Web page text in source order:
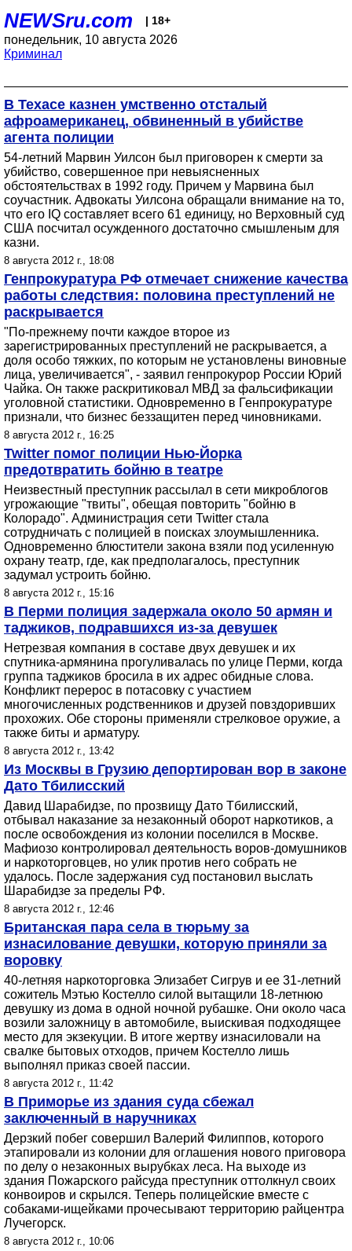
NEWSru.com | 18+
понедельник, 10 августа 2026
Криминал
В Техасе казнен умственно отсталый
афроамериканец, обвиненный в убийстве
агента полиции
54-летний Марвин Уилсон был приговорен к смерти за
убийство, совершенное при невыясненных
обстоятельствах в 1992 году. Причем у Марвина был
соучастник. Адвокаты Уилсона обращали внимание на то,
что его IQ составляет всего 61 единицу, но Верховный суд
США посчитал осужденного достаточно смышленым для
казни.
8 августа 2012 г., 18:08
Генпрокуратура РФ отмечает снижение качества
работы следствия: половина преступлений не
раскрывается
"По-прежнему почти каждое второе из
зарегистрированных преступлений не раскрывается, а
доля особо тяжких, по которым не установлены виновные
лица, увеличивается", - заявил генпрокурор России Юрий
Чайка. Он также раскритиковал МВД за фальсификации
уголовной статистики. Одновременно в Генпрокуратуре
признали, что бизнес беззащитен перед чиновниками.
8 августа 2012 г., 16:25
Twitter помог полиции Нью-Йорка
предотвратить бойню в театре
Неизвестный преступник рассылал в сети микроблогов
угрожающие "твиты", обещая повторить "бойню в
Колорадо". Администрация сети Twitter стала
сотрудничать с полицией в поисках злоумышленника.
Одновременно блюстители закона взяли под усиленную
охрану театр, где, как предполагалось, преступник
задумал устроить бойню.
8 августа 2012 г., 15:16
В Перми полиция задержала около 50 армян и
таджиков, подравшихся из-за девушек
Нетрезвая компания в составе двух девушек и их
спутника-армянина прогуливалась по улице Перми, когда
группа таджиков бросила в их адрес обидные слова.
Конфликт перерос в потасовку с участием
многочисленных родственников и друзей повздоривших
прохожих. Обе стороны применяли стрелковое оружие, а
также биты и арматуру.
8 августа 2012 г., 13:42
Из Москвы в Грузию депортирован вор в законе
Дато Тбилисский
Давид Шарабидзе, по прозвищу Дато Тбилисский,
отбывал наказание за незаконный оборот наркотиков, а
после освобождения из колонии поселился в Москве.
Мафиозо контролировал деятельность воров-домушников
и наркоторговцев, но улик против него собрать не
удалось. После задержания суд постановил выслать
Шарабидзе за пределы РФ.
8 августа 2012 г., 12:46
Британская пара села в тюрьму за
изнасилование девушки, которую приняли за
воровку
40-летняя наркоторговка Элизабет Сигрув и ее 31-летний
сожитель Мэтью Костелло силой вытащили 18-летнюю
девушку из дома в одной ночной рубашке. Они около часа
возили заложницу в автомобиле, выискивая подходящее
место для экзекуции. В итоге жертву изнасиловали на
свалке бытовых отходов, причем Костелло лишь
выполнял приказ своей пассии.
8 августа 2012 г., 11:42
В Приморье из здания суда сбежал
заключенный в наручниках
Дерзкий побег совершил Валерий Филиппов, которого
этапировали из колонии для оглашения нового приговора
по делу о незаконных вырубках леса. На выходе из
здания Пожарского райсуда преступник оттолкнул своих
конвоиров и скрылся. Теперь полицейские вместе с
собаками-ищейками прочесывают территорию райцентра
Лучегорск.
8 августа 2012 г., 10:06